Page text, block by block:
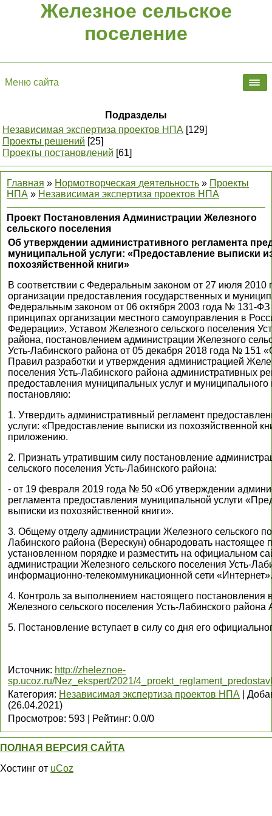
Железное сельское
поселение
Меню сайта
Подразделы
Независимая экспертиза проектов НПА [129]
Проекты решений [25]
Проекты постановлений [61]
Главная » Нормотворческая деятельность » Проекты
НПА » Независимая экспертиза проектов НПА
Проект Постановления Администрации Железного
сельского поселения
Об утверждении административного регламента
муниципальной услуги: «Предоставление выписки
похозяйственной книги»
В соответствии с Федеральным законом от 27 июля
организации предоставления государственных и
Федеральным законом от 06 октября 2003 года № 131-
принципах организации местного самоуправления в
Федерации», Уставом Железного сельского поселения
района, постановлением администрации Железного
Усть-Лабинского района от 05 декабря 2018 года № 151
Правил разработки и утверждения администрацией
поселения Усть-Лабинского района административных
предоставления муниципальных услуг и муниципального
постановляю:
1. Утвердить административный регламент
услуги: «Предоставление выписки из похозяйственной
приложению.
2. Признать утратившим силу постановление
сельского поселения Усть-Лабинского района:
- от 19 февраля 2019 года № 50 «Об утверждении
регламента предоставления муниципальной услуги
выписки из похозяйственной книги».
3. Общему отделу администрации Железного сельского
Лабинского района (Верескун) обнародовать настоящее
установленном порядке и разместить на официальном
администрации Железного сельского поселения Усть-
информационно-телекоммуникационной сети «Интернет».
4. Контроль за выполнением настоящего постановления
Железного сельского поселения Усть-Лабинского
5. Постановление вступает в силу со дня его
Источник: http://zheleznoe-
sp.ucoz.ru/Nez_ekspert/2021/
Категория: Независимая экспертиза проектов НПА
(26.04.2021)
Просмотров: 593 Рейтинг: 0.0/0
ПОЛНАЯ ВЕРСИЯ САЙТА
Хостинг от uCoz